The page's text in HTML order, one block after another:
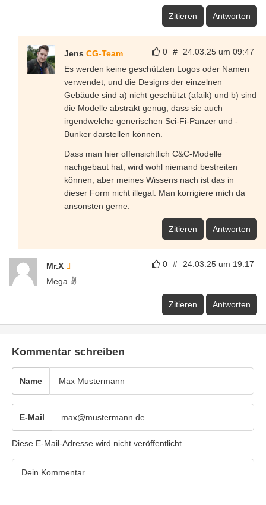
Zitieren Antworten
0 # 24.03.25 um 09:47
Jens CG-Team
Es werden keine geschützten Logos oder Namen
verwendet, und die Designs der einzelnen
Gebäude sind a) nicht geschützt (afaik) und b) sind
die Modelle abstrakt genug, dass sie auch
irgendwelche generischen Sci-Fi-Panzer und -
Bunker darstellen können.
Dass man hier offensichtlich C&C-Modelle
nachgebaut hat, wird wohl niemand bestreiten
können, aber meines Wissens nach ist das in
dieser Form nicht illegal. Man korrigiere mich da
ansonsten gerne.
Zitieren Antworten
0 # 24.03.25 um 19:17
Mr.X
Mega ✌️
Zitieren Antworten
Kommentar schreiben
Name
E-Mail
Diese E-Mail-Adresse wird nicht veröffentlicht